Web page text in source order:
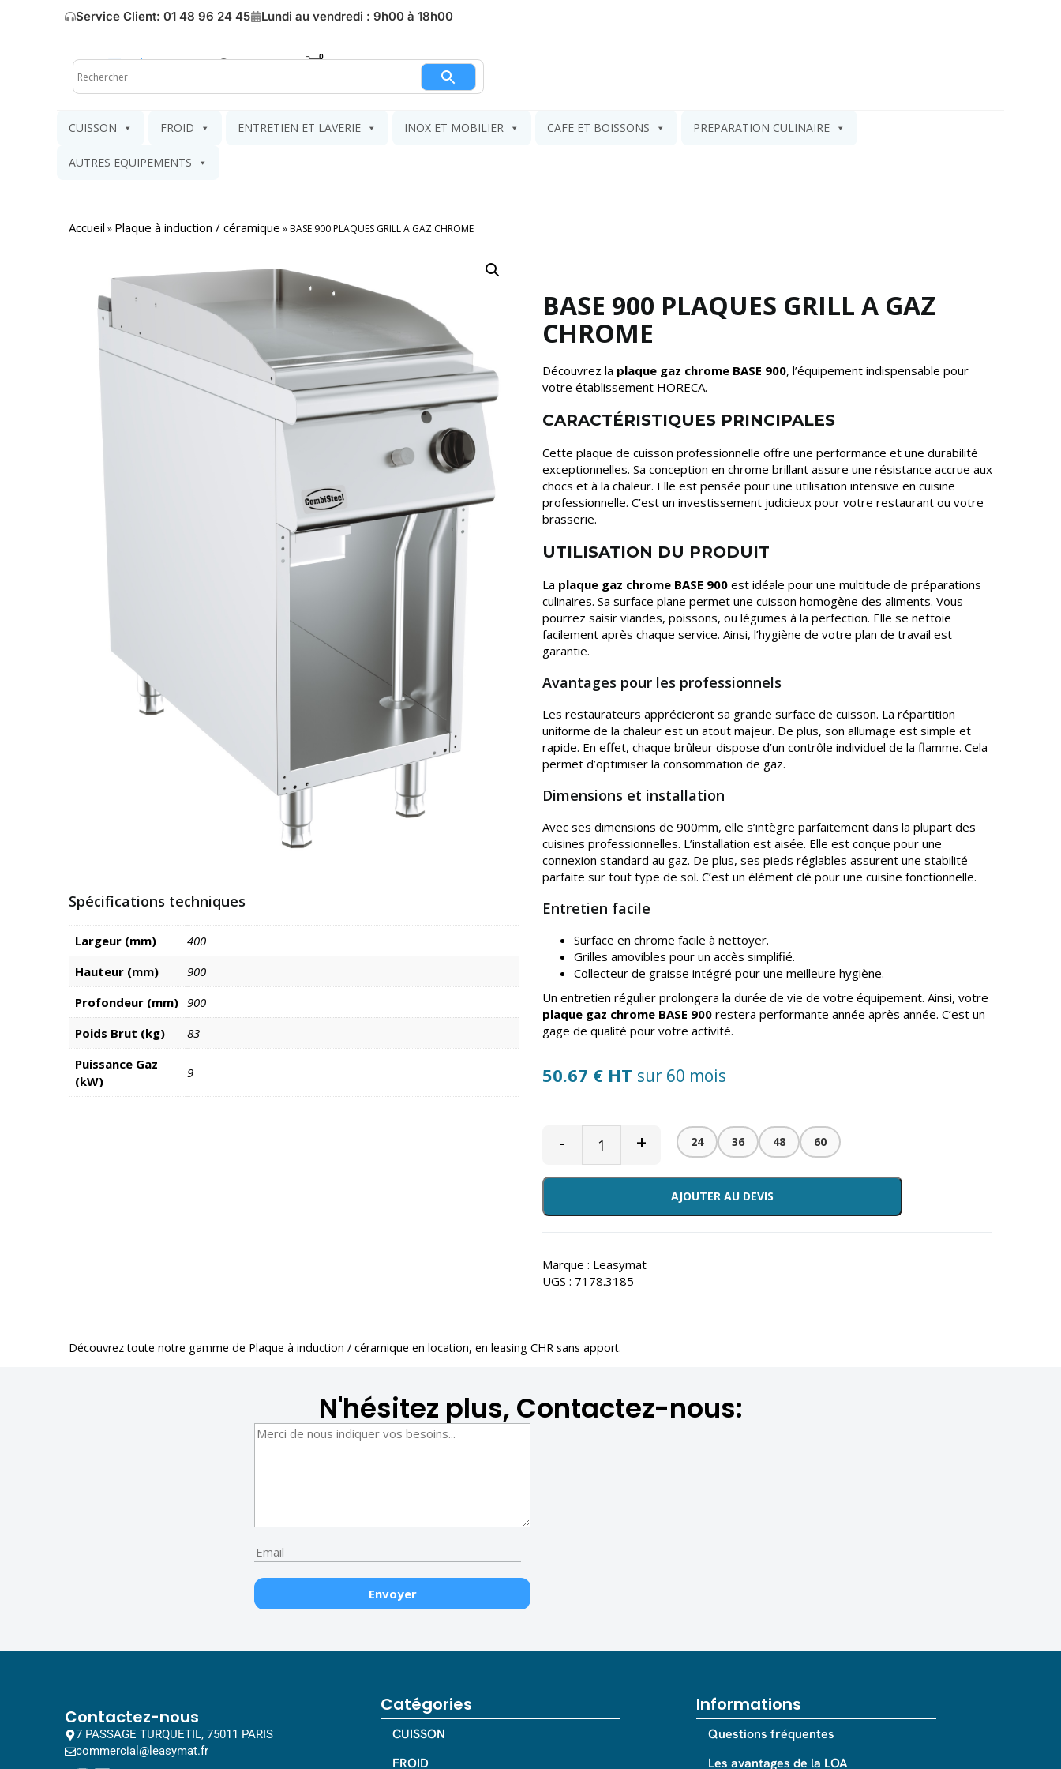
Service Client: 01 48 96 24 45 Lundi au vendredi : 9h00 à 18h00
Mon compte Mon panier
CUISSON FROID ENTRETIEN ET LAVERIE INOX ET MOBILIER CAFE ET BOISSONS PREPARATION CULINAIRE
AUTRES EQUIPEMENTS
Accueil » Plaque à induction / céramique »BASE 900 PLAQUES GRILL A GAZ CHROME
Spécifications techniques
Largeur (mm)
400
Hauteur (mm)
900
Profondeur (mm) 900
Poids Brut (kg)
83
Puissance Gaz
(kW)
9
BASE 900 PLAQUES GRILL A GAZ
CHROME
Découvrez la plaque gaz chrome BASE 900, l’équipement indispensable pour
votre établissement HORECA.
CARACTÉRISTIQUES PRINCIPALES
Cette plaque de cuisson professionnelle offre une performance et une durabilité
exceptionnelles. Sa conception en chrome brillant assure une résistance accrue aux
chocs et à la chaleur. Elle est pensée pour une utilisation intensive en cuisine
professionnelle. C’est un investissement judicieux pour votre restaurant ou votre
brasserie.
UTILISATION DU PRODUIT
La plaque gaz chrome BASE 900 est idéale pour une multitude de préparations
culinaires. Sa surface plane permet une cuisson homogène des aliments. Vous
pourrez saisir viandes, poissons, ou légumes à la perfection. Elle se nettoie
facilement après chaque service. Ainsi, l’hygiène de votre plan de travail est
garantie.
Avantages pour les professionnels
Les restaurateurs apprécieront sa grande surface de cuisson. La répartition
uniforme de la chaleur est un atout majeur. De plus, son allumage est simple et
rapide. En effet, chaque brûleur dispose d’un contrôle individuel de la flamme. Cela
permet d’optimiser la consommation de gaz.
Dimensions et installation
Avec ses dimensions de 900mm, elle s’intègre parfaitement dans la plupart des
cuisines professionnelles. L’installation est aisée. Elle est conçue pour une
connexion standard au gaz. De plus, ses pieds réglables assurent une stabilité
parfaite sur tout type de sol. C’est un élément clé pour une cuisine fonctionnelle.
Entretien facile
Surface en chrome facile à nettoyer.
Grilles amovibles pour un accès simplifié.
Collecteur de graisse intégré pour une meilleure hygiène.
Un entretien régulier prolongera la durée de vie de votre équipement. Ainsi, votre
plaque gaz chrome BASE 900 restera performante année après année. C’est un
gage de qualité pour votre activité.
50.67 € HT sur 60 mois
- + 24 36 48 60
AJOUTER AU DEVIS
Marque : Leasymat
UGS : 7178.3185
Découvrez toute notre gamme de Plaque à induction / céramique en location, en leasing CHR sans apport.
N'hésitez plus, Contactez-nous:
Contactez-nous
7 PASSAGE TURQUETIL, 75011 PARIS
commercial@leasymat.fr
Catégories
CUISSON
FROID
Informations
Questions fréquentes
Les avantages de la LOA